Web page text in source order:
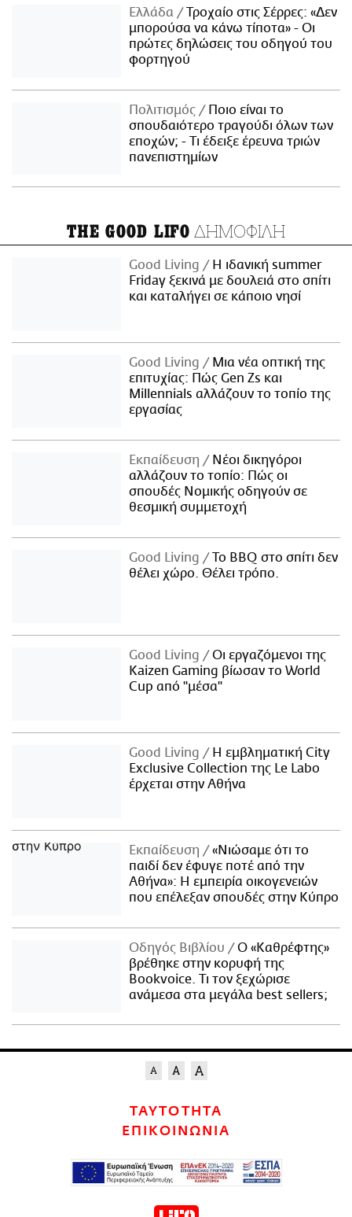
Ελλάδα
Τροχαίο στις Σέρρες: «Δεν
μπορούσα να κάνω τίποτα» - Οι
πρώτες δηλώσεις του οδηγού του
φορτηγού
Πολιτισμός
Ποιο είναι το
σπουδαιότερο τραγούδι όλων των
εποχών; - Τι έδειξε έρευνα τριών
πανεπιστημίων
THE GOOD LIFO ΔΗΜΟΦΙΛΗ
Good Living
Η ιδανική summer
Friday ξεκινά με δουλειά στο σπίτι
και καταλήγει σε κάποιο νησί
Good Living
Μια νέα οπτική της
επιτυχίας: Πώς Gen Zs και
Millennials αλλάζουν το τοπίο της
εργασίας
Εκπαίδευση
Νέοι δικηγόροι
αλλάζουν το τοπίο: Πώς οι
σπουδές Νομικής οδηγούν σε
θεσμική συμμετοχή
Good Living
Το BBQ στο σπίτι δεν
θέλει χώρο. Θέλει τρόπο.
Good Living
Οι εργαζόμενοι της
Kaizen Gaming βίωσαν το World
Cup από "μέσα"
Good Living
Η εμβληματική City
Exclusive Collection της Le Labo
έρχεται στην Αθήνα
Εκπαίδευση
«Νιώσαμε ότι το
παιδί δεν έφυγε ποτέ από την
Αθήνα»: Η εμπειρία οικογενειών
που επέλεξαν σπουδές στην Κύπρο
Οδηγός Βιβλίου
Ο «Καθρέφτης»
βρέθηκε στην κορυφή της
Bookvoice. Τι τον ξεχώρισε
ανάμεσα στα μεγάλα best sellers;
ΤΑΥΤΟΤΗΤΑ
ΕΠΙΚΟΙΝΩΝΙΑ